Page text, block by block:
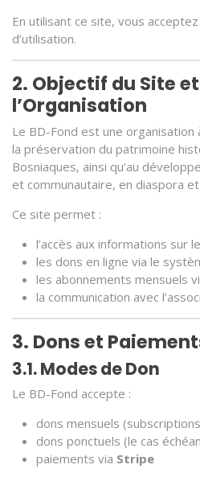
En utilisant ce site, vous
d’utilisation.
2. Objectif du Site
l’Organisation
Le BD-Fond est une
la préservation du patrimoine
Bosniaques, ainsi qu’au
et communautaire, en diaspora
Ce site permet :
l’accès aux informations sur
les dons en ligne via le
les abonnements mensuels
la communication avec
3. Dons et
3.1. Modes de Don
Le BD-Fond accepte :
dons mensuels
dons ponctuels (le cas
paiements via Stripe